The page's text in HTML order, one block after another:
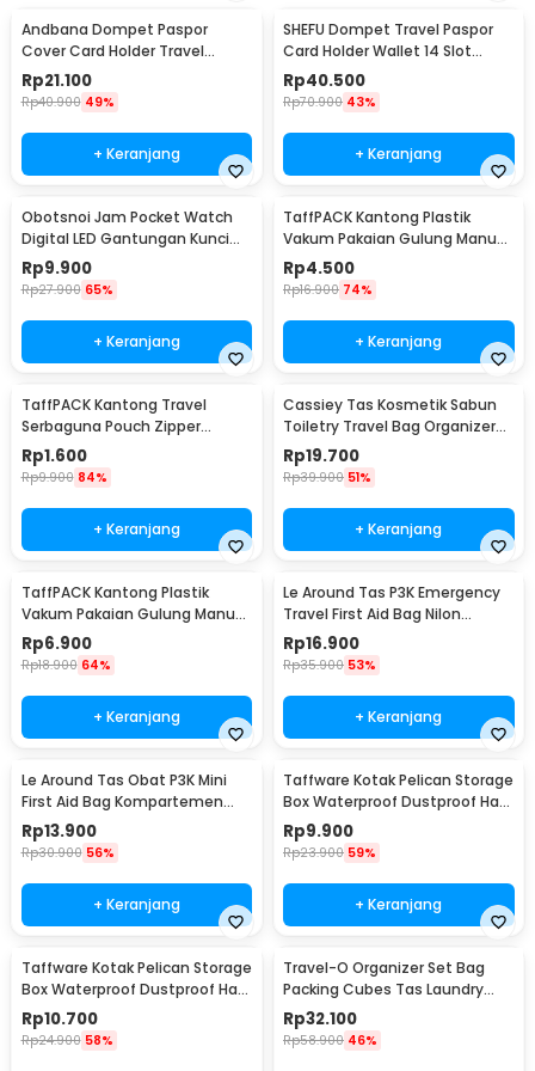
Andbana Dompet Paspor
Cover Card Holder Travel
Wallet RFID Blocking - YX79
Rp21.100
Rp40.900 49%
+ Keranjang
SHEFU Dompet Travel Paspor
Card Holder Wallet 14 Slot
Waterproof - YP21
Rp40.500
Rp70.900 43%
+ Keranjang
Obotsnoi Jam Pocket Watch
Digital LED Gantungan Kunci
Waterproof - PJX1600
Rp9.900
Rp27.900 65%
+ Keranjang
TaffPACK Kantong Plastik
Vakum Pakaian Gulung Manual
40x60cm 1 PCS - TR028
Rp4.500
Rp16.900 74%
+ Keranjang
TaffPACK Kantong Travel
Serbaguna Pouch Zipper
Organizer 1 PCS - CC-003
Rp1.600
Rp9.900 84%
+ Keranjang
Cassiey Tas Kosmetik Sabun
Toiletry Travel Bag Organizer
21x17x8cm - VER.2
Rp19.700
Rp39.900 51%
+ Keranjang
TaffPACK Kantong Plastik
Vakum Pakaian Gulung Manual
1 PCS 39.5x60cm - VB-70
Rp6.900
Rp18.900 64%
+ Keranjang
Le Around Tas P3K Emergency
Travel First Aid Bag Nilon
23.7x13x7.5cm - LG129
Rp16.900
Rp35.900 53%
+ Keranjang
Le Around Tas Obat P3K Mini
First Aid Bag Kompartemen
Travel - A3079
Rp13.900
Rp30.900 56%
+ Keranjang
Taffware Kotak Pelican Storage
Box Waterproof Dustproof Hard
Case ABS S - G10/J020
Rp9.900
Rp23.900 59%
+ Keranjang
Taffware Kotak Pelican Storage
Box Waterproof Dustproof Hard
Case ABS L - G10/J020
Rp10.700
Rp24.900 58%
Travel-O Organizer Set Bag
Packing Cubes Tas Laundry
Multi Size 6 PCS - BIB-610
Rp32.100
Rp58.900 46%